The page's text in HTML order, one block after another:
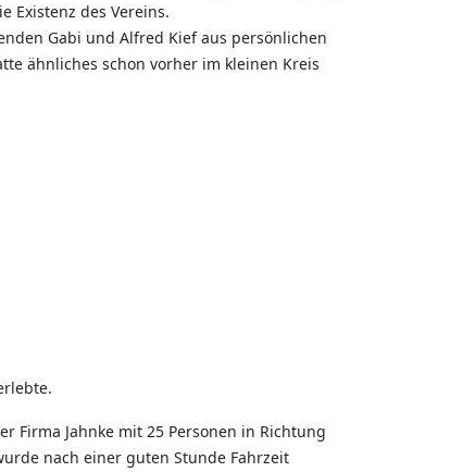
Existenz des Vereins.
Gabi und Alfred Kief aus persönlichen
ähnliches schon vorher im kleinen Kreis
Firma Jahnke mit 25 Personen in Richtung
nach einer guten Stunde Fahrzeit